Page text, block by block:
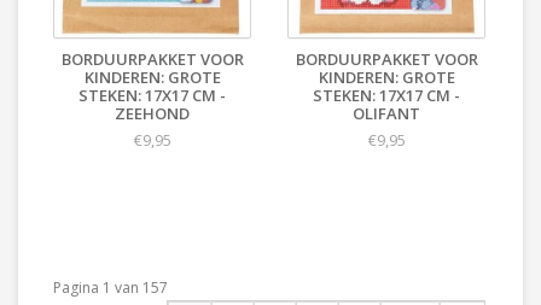
BORDUURPAKKET VOOR
KINDEREN: GROTE
STEKEN: 17X17 CM -
ZEEHOND
€9,95
BORDUURPAKKET VOOR
KINDEREN: GROTE
STEKEN: 17X17 CM -
OLIFANT
€9,95
Pagina 1 van 157